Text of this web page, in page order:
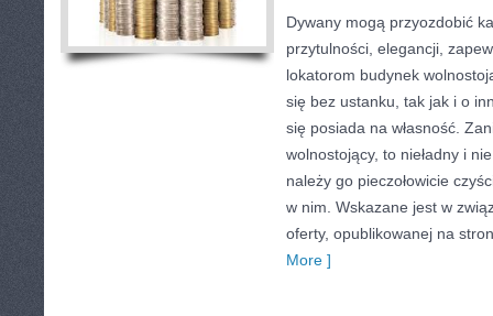
Dywany mogą przyozdobić
przytulności, elegancji,
lokatorom budynek
się bez ustanku, tak jak i o
się posiada na własność.
wolnostojący, to nieładny i
należy go pieczołowicie
w nim. Wskazane jest w
oferty, opublikowanej na
More ]